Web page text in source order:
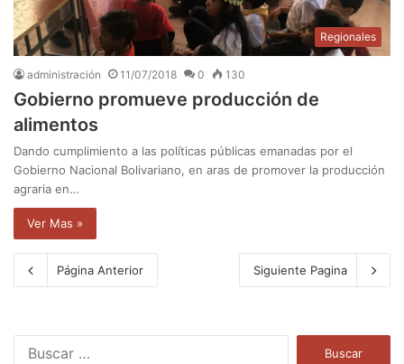
Regionales
administración 11/07/2018 0 130
Gobierno promueve producción de
alimentos
Dando cumplimiento a las políticas públicas emanadas por el
Gobierno Nacional Bolivariano, en aras de promover la producción
agraria en…
Ver Mas »
Página Anterior Siguiente Pagina